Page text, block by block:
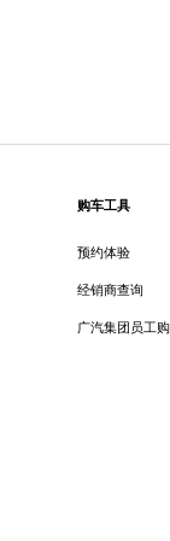
购车工具
预约体验
经销商查询
广汽集团员工